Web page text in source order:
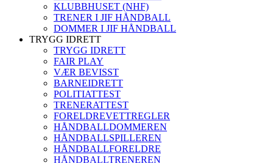
KLUBBHUSET (NHF)
TRENER I JIF HÅNDBALL
DOMMER I JIF HÅNDBALL
TRYGG IDRETT
TRYGG IDRETT
FAIR PLAY
VÆR BEVISST
BARNEIDRETT
POLITIATTEST
TRENERATTEST
FORELDREVETTREGLER
HÅNDBALLDOMMEREN
HÅNDBALLSPILLEREN
HÅNDBALLFORELDRE
HÅNDBALLTRENEREN